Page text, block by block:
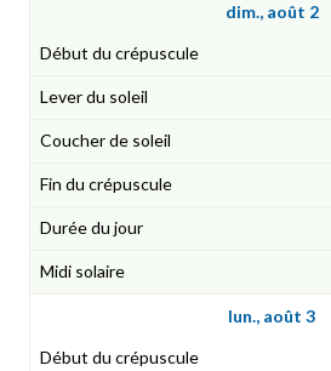
dim., août 2
lun., août 3